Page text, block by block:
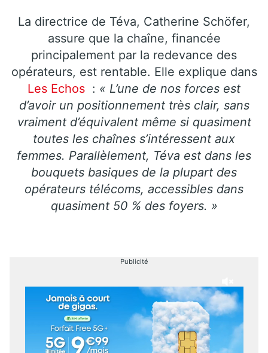
La directrice de Téva, Catherine Schöfer,
assure que la chaîne, financée
principalement par la redevance des
opérateurs, est rentable. Elle explique dans
Les Echos : « L’une de nos forces est
d’avoir un positionnement très clair, sans
vraiment d’équivalent même si quasiment
toutes les chaînes s’intéressent aux
femmes. Parallèlement, Téva est dans les
bouquets basiques de la plupart des
opérateurs télécoms, accessibles dans
quasiment 50 % des foyers. »
Publicité